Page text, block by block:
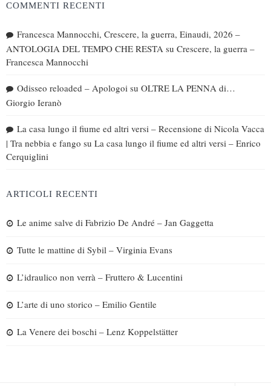
COMMENTI RECENTI
Francesca Mannocchi, Crescere, la guerra, Einaudi, 2026 –
ANTOLOGIA DEL TEMPO CHE RESTA su Crescere, la guerra –
Francesca Mannocchi
Odisseo reloaded – Apologoi su OLTRE LA PENNA di…
Giorgio Ieranò
La casa lungo il fiume ed altri versi – Recensione di Nicola Vacca
| Tra nebbia e fango su La casa lungo il fiume ed altri versi – Enrico
Cerquiglini
ARTICOLI RECENTI
Le anime salve di Fabrizio De André – Jan Gaggetta
Tutte le mattine di Sybil – Virginia Evans
L’idraulico non verrà – Fruttero & Lucentini
L’arte di uno storico – Emilio Gentile
La Venere dei boschi – Lenz Koppelstätter